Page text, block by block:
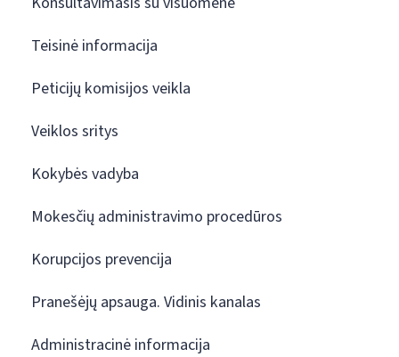
Teisinė informacija
Peticijų komisijos veikla
Veiklos sritys
Kokybės vadyba
Mokesčių administravimo procedūros
Korupcijos prevencija
Pranešėjų apsauga. Vidinis kanalas
Administracinė informacija